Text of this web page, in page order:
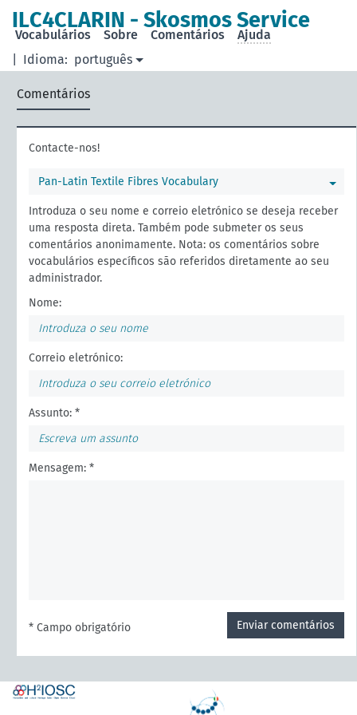
ILC4CLARIN - Skosmos Service
Idioma: português
Vocabulários Sobre Comentários Ajuda
Comentários
Contacte-nos!
Pan-Latin Textile Fibres Vocabulary
Introduza o seu nome e correio eletrónico se deseja receber
uma resposta direta. Também pode submeter os seus
comentários anonimamente. Nota: os comentários sobre
vocabulários específicos são referidos diretamente ao seu
administrador.
Nome:
Correio eletrónico:
Assunto: *
Mensagem: *
Enviar comentários
* Campo obrigatório